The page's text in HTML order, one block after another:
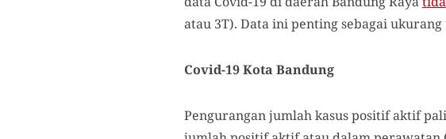
atau 3T). Data ini penting sebagai
Covid-19 Kota Bandung
Pengurangan jumlah kasus positif aktif